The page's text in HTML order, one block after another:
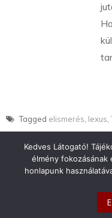
Tagged elismerés lexus ,
Copyright ©
Kedves Látogató!
élmény fokozásának
honlapunk